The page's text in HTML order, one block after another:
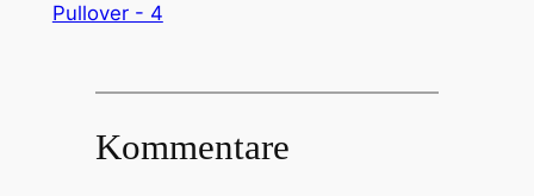
Kommentare